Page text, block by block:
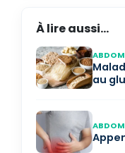
À lire aussi...
au